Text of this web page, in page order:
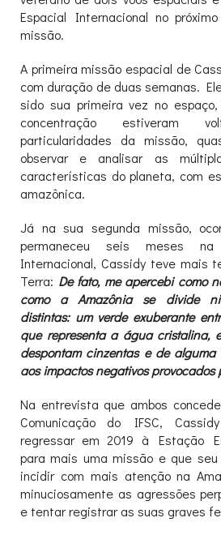
Espacial Internacional no
missão.
A primeira missão espacial de
com duração de duas semanas.
sido sua primeira vez no
concentração estiveram
particularidades da missão,
observar e analisar as
características do planeta, com
amazônica.
Já na sua segunda missão,
permaneceu seis meses na
Internacional, Cassidy teve mais
Terra: De fato, me apercebi como
como a Amazônia se divide
distintas: um verde exuberante
que representa a água cristalina,
despontam cinzentas e de
aos impactos negativos provocados
Na entrevista que ambos
Comunicação do IFSC,
regressar em 2019 à Estação
para mais uma missão e que
incidir com mais atenção na
minuciosamente as agressões
e tentar registrar as suas graves